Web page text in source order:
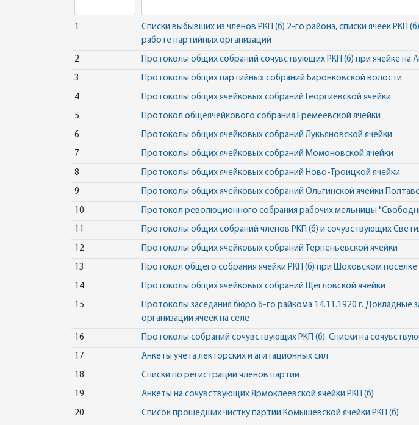
1
Списки выбывших из членов РКП (б) 2-го района, списки ячеек РКП
работе партийных организаций
2 Протоколы общих собраний сочувствующих РКП (б) при ячейке на
3 Протоколы общих партийных собраний Баронковской волости
4 Протоколы общих ячейковых собраний Георгиевской ячейки
5 Протокол общеячейкового собрания Еремеевской ячейки
6 Протоколы общих ячейковых собраний Лукьяновской ячейки
7 Протоколы общих ячейковых собраний Момоновской ячейки
8 Протоколы общих ячейковых собраний Ново-Троицкой ячейки
9 Протоколы общих ячейковых собраний Ольгинской ячейки
10 Протокол революционного собрания рабочих мельницы
11 Протоколы общих собраний членов РКП (б) и сочувствующих
12 Протоколы общих ячейковых собраний Терпеньевской ячейки
13 Протокол общего собрания ячейки РКП (б) при Шоховском поселке
14 Протоколы общих ячейковых собраний Щегловской ячейки
15
Протоколы заседания бюро 6-го райкома 14.11.1920 г. Докладные
организации ячеек на селе
16 Протоколы собраний сочувствующих РКП (б). Списки на
17 Анкеты учета лекторских и агитационных сил
18 Списки по регистрации членов партии
19 Анкеты на сочувствующих Ярмоклеевской ячейки РКП (б)
20 Список прошедших чистку партии Комышевской ячейки РКП (б)